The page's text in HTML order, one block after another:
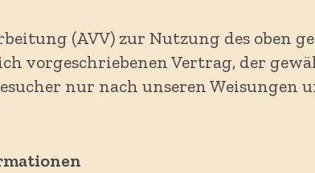
(AVV) zur Nutzung des oben
vorgeschriebenen Vertrag, der
nur nach unseren